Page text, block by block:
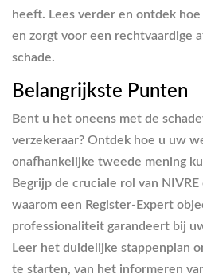
heeft. Lees verder en ontdek
en zorgt voor een rechtvaardige
schade.
Belangrijkste Punten
Bent u het oneens met de
verzekeraar? Ontdek hoe u uw
onafhankelijke tweede mening
Begrijp de cruciale rol van
waarom een Register-Expert
professionaliteit garandeert bij
Leer het duidelijke stappenplan
te starten, van het informeren